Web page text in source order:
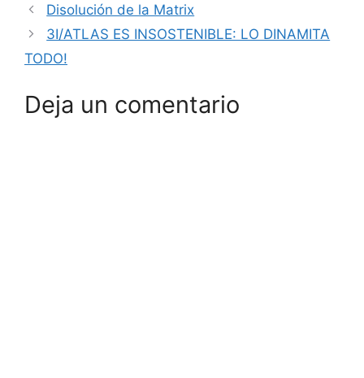
Disolución de la Matrix
3I/ATLAS ES INSOSTENIBLE: LO DINAMITA
TODO!
Deja un comentario